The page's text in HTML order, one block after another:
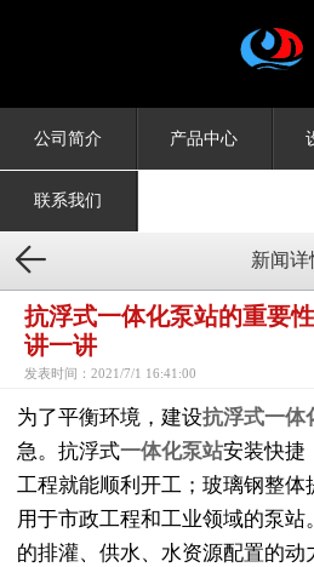
公司简介 产品中心
联系我们
 新闻详
抗浮式一体化泵站的重要
讲一讲
发表时间：2021/7/1 16:41:00
为了平衡环境，建设抗浮式一体
急。抗浮式一体化泵站安装快捷
工程就能顺利开工；玻璃钢整
用于市政工程和工业领域的泵
的排灌、供水、水资源配置的动